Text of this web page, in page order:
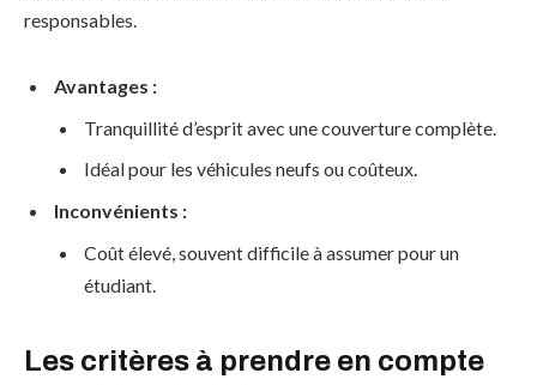
responsables.
Avantages :
Tranquillité d’esprit avec une couverture complète.
Idéal pour les véhicules neufs ou coûteux.
Inconvénients :
Coût élevé, souvent difficile à assumer pour un
étudiant.
Les critères à prendre en compte